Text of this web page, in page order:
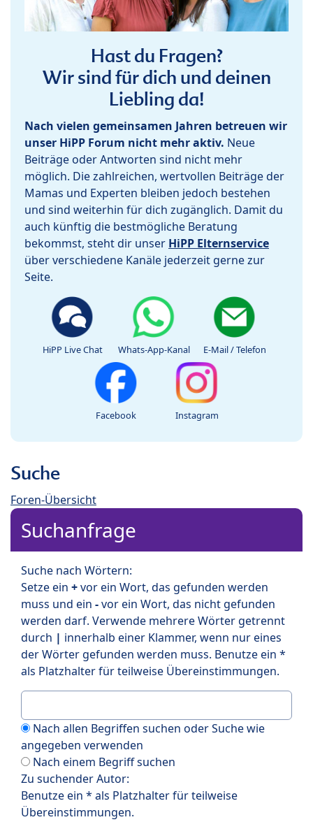
Hast du Fragen?
Wir sind für dich und deinen
Liebling da!
Nach vielen gemeinsamen Jahren betreuen wir
unser HiPP Forum nicht mehr aktiv. Neue
Beiträge oder Antworten sind nicht mehr
möglich. Die zahlreichen, wertvollen Beiträge der
Mamas und Experten bleiben jedoch bestehen
und sind weiterhin für dich zugänglich. Damit du
auch künftig die bestmögliche Beratung
bekommst, steht dir unser HiPP Elternservice
über verschiedene Kanäle jederzeit gerne zur
Seite.
HiPP Live Chat Whats-App-Kanal E-Mail / Telefon
Facebook Instagram
Suche
Foren-Übersicht
Suchanfrage
Suche nach Wörtern:
Setze ein +vor ein Wort, das gefunden werden
muss und ein -vor ein Wort, das nicht gefunden
werden darf. Verwende mehrere Wörter getrennt
durch | innerhalb einer Klammer, wenn nur eines
der Wörter gefunden werden muss. Benutze ein *
als Platzhalter für teilweise Übereinstimmungen.
Nach allen Begriffen suchen oder Suche wie
angegeben verwenden
Nach einem Begriff suchen
Zu suchender Autor:
Benutze ein * als Platzhalter für teilweise
Übereinstimmungen.